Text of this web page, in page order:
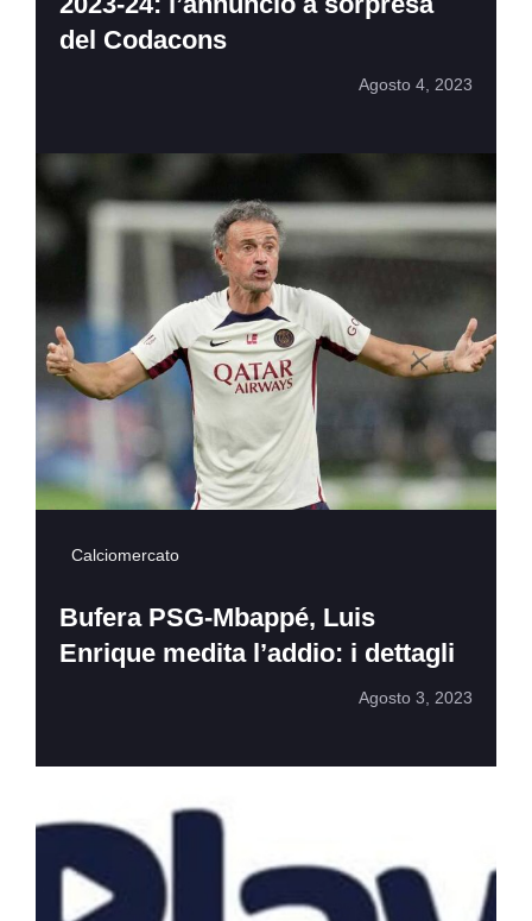
del Codacons
Agosto 4, 2023
Calciomercato
Bufera PSG-Mbappé, Luis
Enrique medita l’addio: i dettagli
Agosto 3, 2023